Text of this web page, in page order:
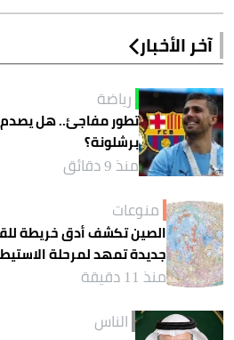
آخر الأخبار
رياضة
تطور مفاجئ.. هل يصدم
برشلونة؟
منذ 9 دقائق
منوعات
جديدة تمهد لمرحلة
منذ 11 دقيقة
الناس